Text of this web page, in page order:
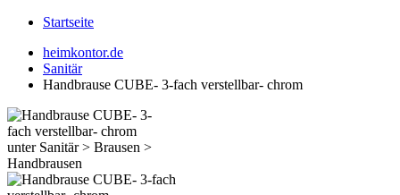
Startseite
heimkontor.de
Sanitär
Handbrause CUBE- 3-fach verstellbar- chrom